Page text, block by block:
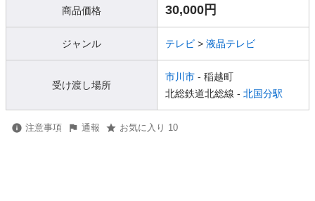
商品価格 30,000円
ジャンル テレビ > 液晶テレビ
受け渡し場所
市川市 - 稲越町
北総鉄道北総線 - 北国分駅
注意事項 通報 お気に入り 10